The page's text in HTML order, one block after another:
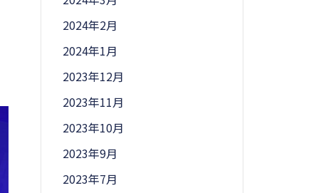
2024年2月
2024年1月
2023年12月
2023年11月
2023年10月
2023年9月
2023年7月